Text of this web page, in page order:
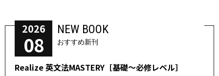
2026
08
NEW BOOK
おすすめ新刊
Realize 英文法MASTERY［基礎～必修レベル］